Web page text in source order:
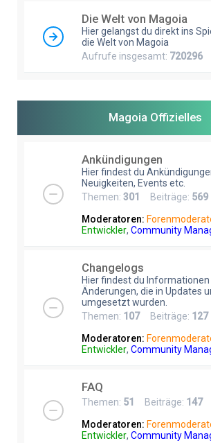
Die Welt von Magoia
Hier gelangst du direkt ins
die Welt von Magoia
Aufrufe insgesamt: 720296
Magoia Offizielles
Ankündigungen
Hier findest du
Neuigkeiten, Events etc.
Themen: 301 Beiträge: 569
Moderatoren:
Entwickler, Community
Changelogs
Hier findest du Informationen
Änderungen, die in Updates
umgesetzt wurden.
Themen: 107Beiträge: 127
Moderatoren:
Entwickler, Community
FAQ
Themen: 51 Beiträge: 147
Moderatoren:
Entwickler, Community